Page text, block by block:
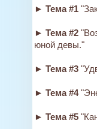
► Тема #1
► Тема #2
юной девы."
► Тема #3
► Тема #4
► Тема #5